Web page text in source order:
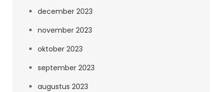
december 2023
november 2023
oktober 2023
september 2023
augustus 2023